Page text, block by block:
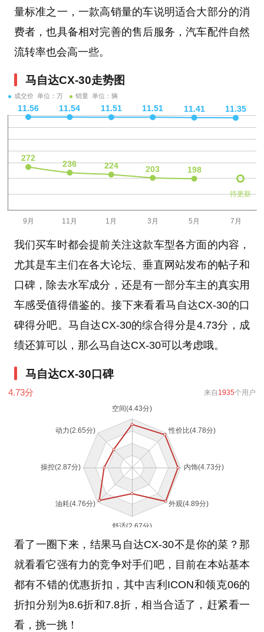
量标准之一，一款高销量的车说明适合大部分的消
费者，也具备相对完善的售后服务，汽车配件自然
流转率也会高一些。
马自达CX-30走势图
成交价 单位：万 销量 单位：辆
待更新
我们买车时都会提前关注这款车型各方面的内容，
尤其是车主们在各大论坛、垂直网站发布的帖子和
口碑，除去水军成分，还是有一部分车主的真实用
车感受值得借鉴的。接下来看看马自达CX-30的口
碑得分吧。马自达CX-30的综合得分是4.73分，成
绩还算可以，那么马自达CX-30可以考虑哦。
马自达CX-30口碑
4.73分 来自 1935个用户
看了一圈下来，结果马自达CX-30不是你的菜？那
就看看它强有力的竞争对手们吧，目前在本站基本
都有不错的优惠折扣，其中吉利ICON和领克06的
折扣分别为8.6折和7.8折，相当合适了，赶紧看一
看，挑一挑！